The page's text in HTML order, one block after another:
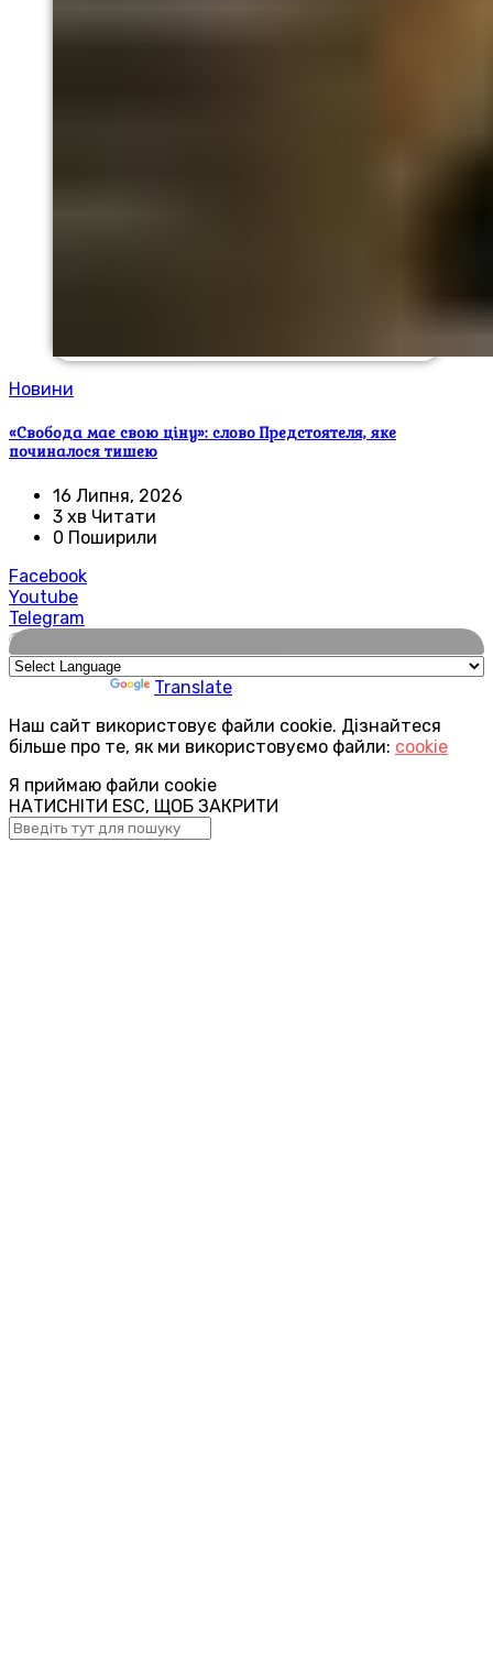
Новини
«Свобода має свою ціну»: слово Предстоятеля, яке
починалося тишею
16 Липня, 2026
3 хв Читати
0 Поширили
Facebook
Youtube
Telegram
🌍
Translate
Наш сайт використовує файли cookie. Дізнайтеся
більше про те, як ми використовуємо файли: cookie
Я приймаю файли cookie
НАТИСНІТИ ESC, ЩОБ ЗАКРИТИ